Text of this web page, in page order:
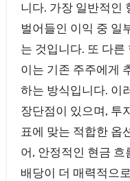
니다. 가장 일반적인
벌어들인 이익 중 일
는 것입니다. 또 다
이는 기존 주주에게
하는 방식입니다. 이
장단점이 있으며, 투
표에 맞는 적합한 옵
어, 안정적인 현금
배당이 더 매력적으